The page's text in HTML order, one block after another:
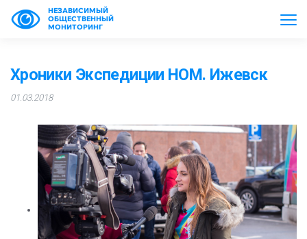
НЕЗАВИСИМЫЙ
ОБЩЕСТВЕННЫЙ
МОНИТОРИНГ
Хроники Экспедиции НОМ. Ижевск
01.03.2018